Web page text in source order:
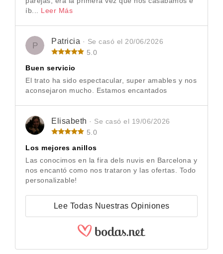
íb... Leer Más
P Patricia · Se casó el 20/06/2026
5.0
Buen servicio
El trato ha sido espectacular, super amables y nos
aconsejaron mucho. Estamos encantados
Elisabeth · Se casó el 19/06/2026
5.0
Los mejores anillos
Las conocimos en la fira dels nuvis en Barcelona y
nos encantó como nos trataron y las ofertas. Todo
personalizable!
Lee Todas Nuestras Opiniones